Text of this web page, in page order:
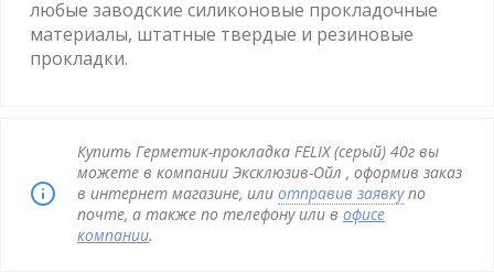
любые заводские силиконовые прокладочные
материалы, штатные твердые и резиновые
прокладки.
Купить Герметик-прокладка FELIX (серый) 40г вы
можете в компании Эксклюзив-Ойл , оформив заказ
в интернет магазине, или отправив заявкупо
почте, а также по телефону или в офисе
компании.